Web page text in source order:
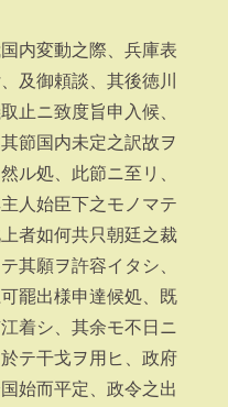
内変動之際、兵庫表
及御頼談、其後徳川
止ニ致度旨申入候、
節国内未定之訳故ヲ
ル処、此節ニ至リ、
人始臣下之モノマテ
者如何共只朝廷之裁
其願ヲ許容イタシ、
罷出様申達候処、既
着シ、其余モ不日ニ
テ干戈ヲ用ヒ、政府
始而平定、政令之出